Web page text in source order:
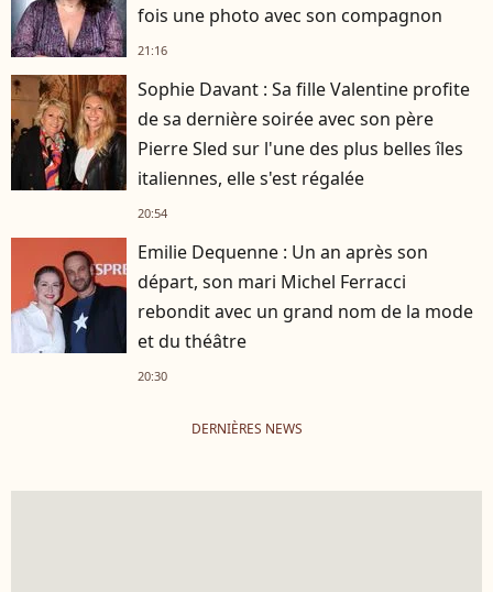
fois une photo avec son compagnon
21:16
Sophie Davant : Sa fille Valentine profite
de sa dernière soirée avec son père
Pierre Sled sur l'une des plus belles îles
italiennes, elle s'est régalée
20:54
Emilie Dequenne : Un an après son
départ, son mari Michel Ferracci
rebondit avec un grand nom de la mode
et du théâtre
20:30
DERNIÈRES NEWS